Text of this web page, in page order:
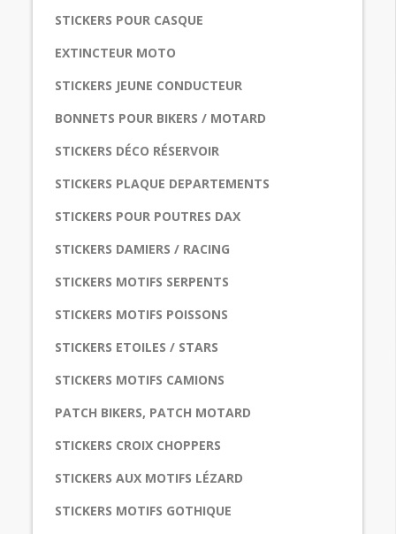
STICKERS POUR CASQUE
EXTINCTEUR MOTO
STICKERS JEUNE CONDUCTEUR
BONNETS POUR BIKERS / MOTARD
STICKERS DÉCO RÉSERVOIR
STICKERS PLAQUE DEPARTEMENTS
STICKERS POUR POUTRES DAX
STICKERS DAMIERS / RACING
STICKERS MOTIFS SERPENTS
STICKERS MOTIFS POISSONS
STICKERS ETOILES / STARS
STICKERS MOTIFS CAMIONS
PATCH BIKERS, PATCH MOTARD
STICKERS CROIX CHOPPERS
STICKERS AUX MOTIFS LÉZARD
STICKERS MOTIFS GOTHIQUE